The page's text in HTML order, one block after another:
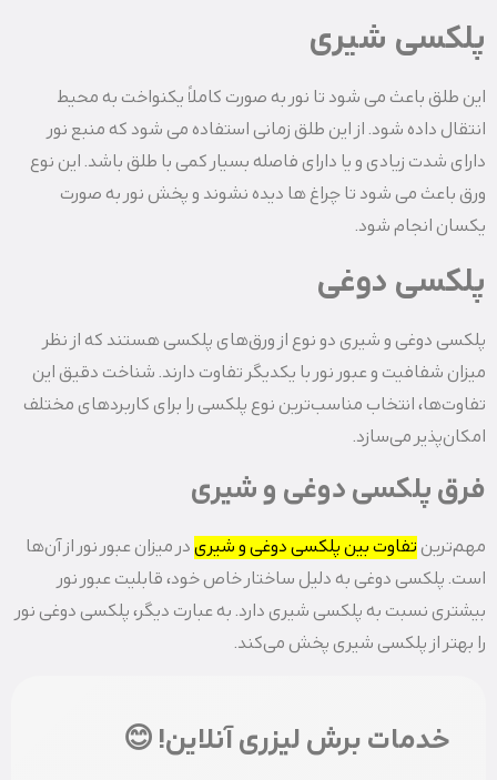
پلکسی شیری
این طلق باعث می شود تا نور به صورت کاملاً یکنواخت به محیط
انتقال داده شود. از این طلق زمانی استفاده می شود که منبع نور
دارای شدت زیادی و یا دارای فاصله بسیار کمی با طلق باشد. این نوع
ورق باعث می شود تا چراغ ها دیده نشوند و پخش نور به صورت
یکسان انجام شود.
پلکسی دوغی
پلکسی دوغی و شیری دو نوع از ورق‌های پلکسی هستند که از نظر
میزان شفافیت و عبور نور با یکدیگر تفاوت دارند. شناخت دقیق این
تفاوت‌ها، انتخاب مناسب‌ترین نوع پلکسی را برای کاربردهای مختلف
امکان‌پذیر می‌سازد.
فرق پلکسی دوغی و شیری
مهم‌ترین تفاوت بین پلکسی دوغی و شیریدر میزان عبور نور از آن‌ها
است. پلکسی دوغی به دلیل ساختار خاص خود، قابلیت عبور نور
بیشتری نسبت به پلکسی شیری دارد. به عبارت دیگر، پلکسی دوغی نور
را بهتر از پلکسی شیری پخش می‌کند.
خدمات برش لیزری آنلاین! 😊